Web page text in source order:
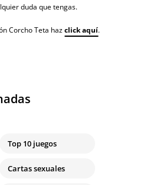
duda que tengas.
Corcho Teta hazclick aquí.
Top 10 juegos
Cartas sexuales